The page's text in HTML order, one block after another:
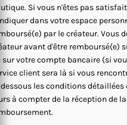
Si vous n'êtes pas
dans votre espace
par le créateur. Vous
avant d'être remboursé(e)
sur votre compte bancaire (si
client sera là si vous
les conditions détaillées
à compter de la réception de